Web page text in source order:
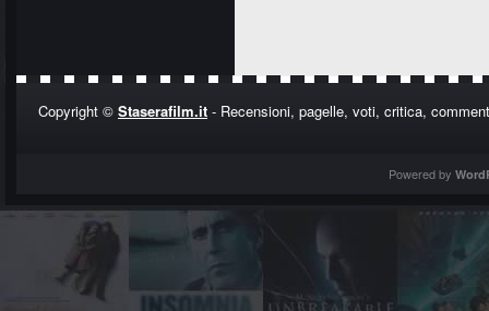
Copyright © Staserafilm.it - Recensioni, pagelle, voti, critica,
Powered by